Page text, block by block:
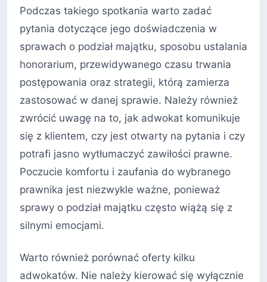
Podczas takiego spotkania warto zadać
pytania dotyczące jego doświadczenia w
sprawach o podział majątku, sposobu ustalania
honorarium, przewidywanego czasu trwania
postępowania oraz strategii, którą zamierza
zastosować w danej sprawie. Należy również
zwrócić uwagę na to, jak adwokat komunikuje
się z klientem, czy jest otwarty na pytania i czy
potrafi jasno wytłumaczyć zawiłości prawne.
Poczucie komfortu i zaufania do wybranego
prawnika jest niezwykle ważne, ponieważ
sprawy o podział majątku często wiążą się z
silnymi emocjami.
Warto również porównać oferty kilku
adwokatów. Nie należy kierować się wyłącznie